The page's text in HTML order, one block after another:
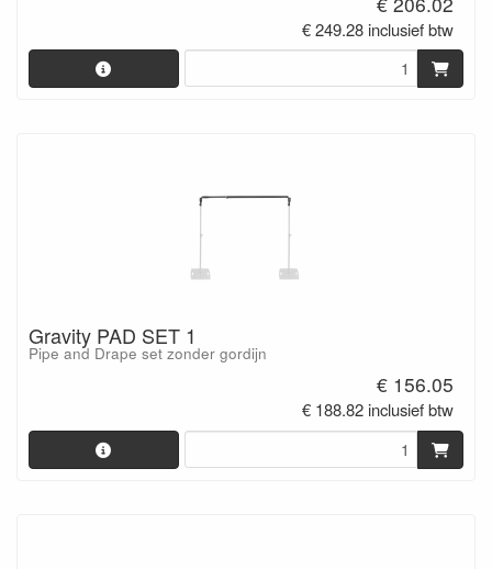
€ 249.28 inclusief btw
Gravity PAD SET 1
Pipe and Drape set zonder gordijn
€ 156.05
€ 188.82 inclusief btw